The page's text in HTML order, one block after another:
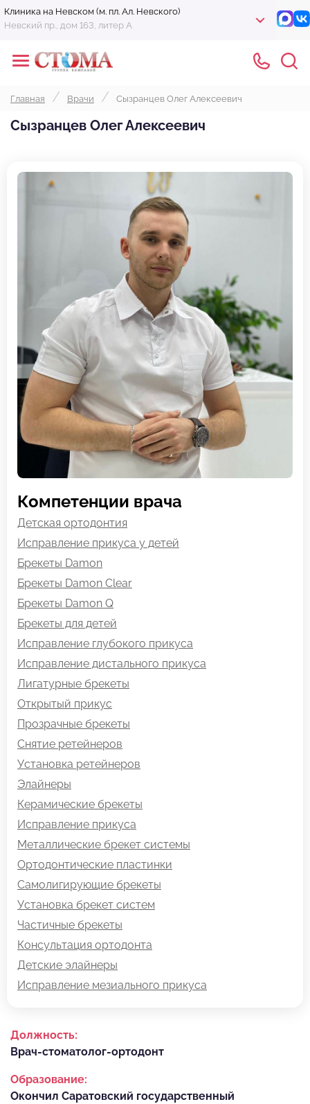
Клиника на Невском (м. пл. Ал. Невского)
Невский пр., дом 163, литер А
Главная Врачи Сызранцев Олег Алексеевич
Сызранцев Олег Алексеевич
Компетенции врача
Детская ортодонтия
Исправление прикуса у детей
Брекеты Damon
Брекеты Damon Clear
Брекеты Damon Q
Брекеты для детей
Исправление глубокого прикуса
Исправление дистального прикуса
Лигатурные брекеты
Открытый прикус
Прозрачные брекеты
Снятие ретейнеров
Установка ретейнеров
Элайнеры
Керамические брекеты
Исправление прикуса
Металлические брекет системы
Ортодонтические пластинки
Самолигирующие брекеты
Установка брекет систем
Частичные брекеты
Консультация ортодонта
Детские элайнеры
Исправление мезиального прикуса
Должность:
Врач-стоматолог-ортодонт
Образование:
Окончил Саратовский государственный